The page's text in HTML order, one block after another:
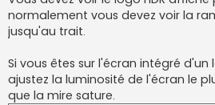
normalement vous devez voir la
jusqu'au trait.
Si vous êtes sur l'écran intégré
ajustez la luminosité de l'écran le
que la mire sature.